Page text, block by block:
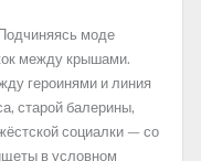
моде
между крышами.
героинями и линия
старой балерины,
социалки — со
в условном